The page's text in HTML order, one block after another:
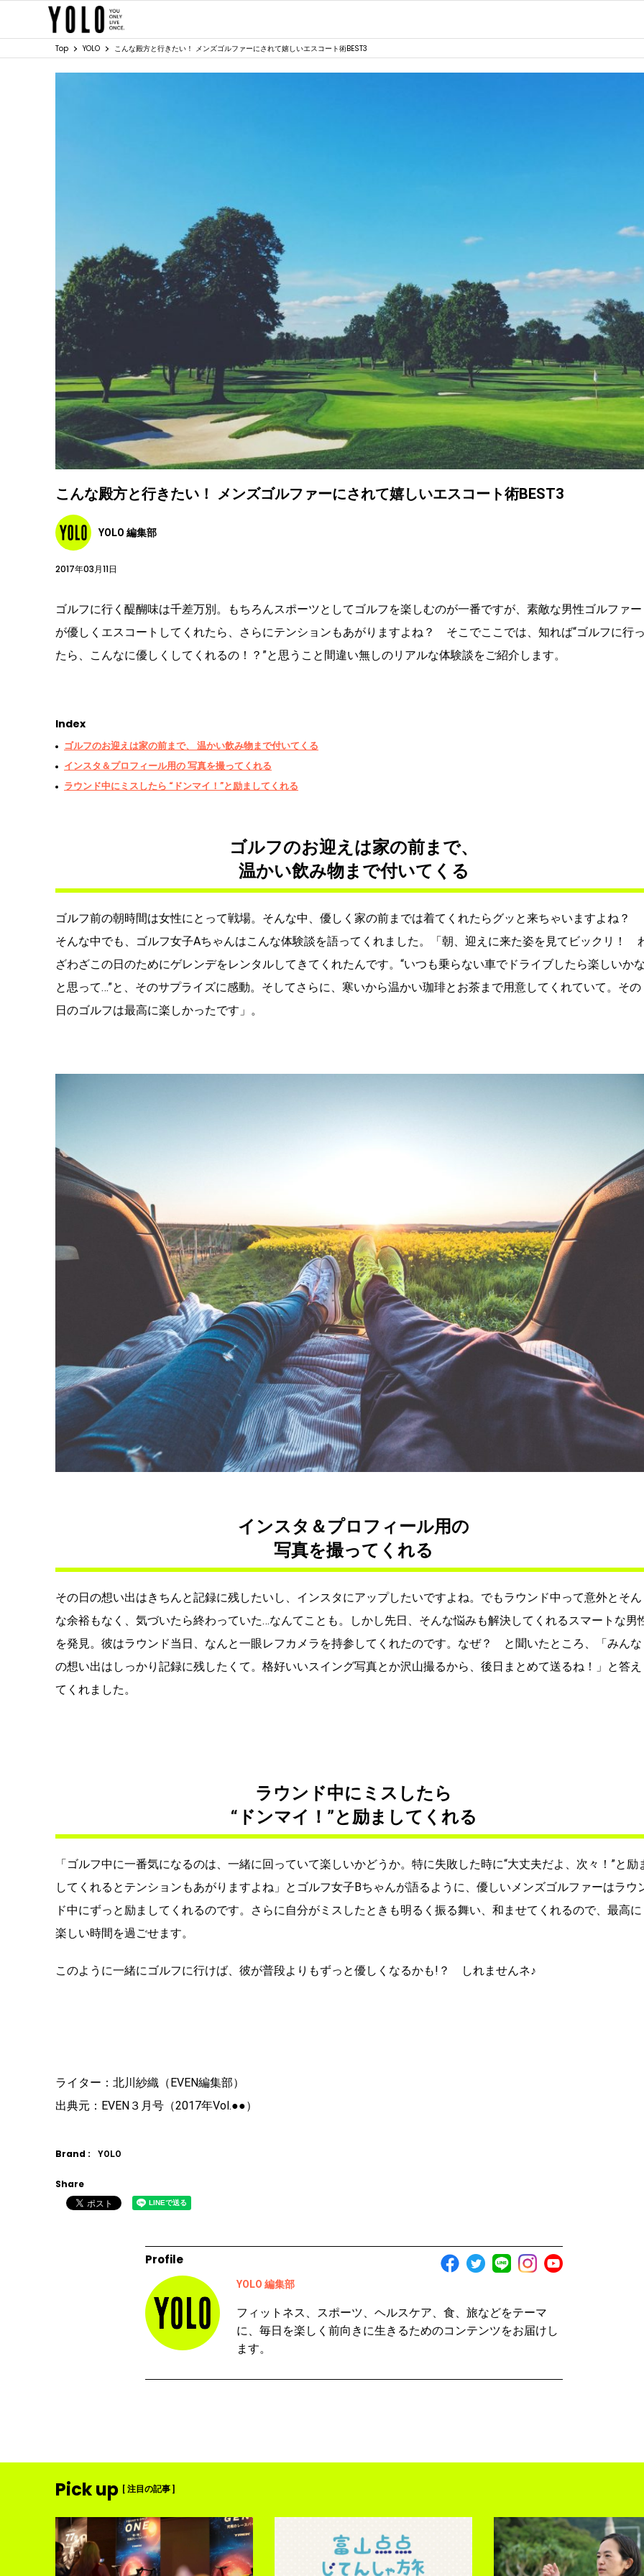
Top YOLO こんな殿方と行きたい！ メンズゴルファーにされて嬉しいエスコート術BEST3
こんな殿方と行きたい！ メンズゴルファーにされて嬉しいエスコート術BEST3
YOLO 編集部
2017年03月11日
ゴルフに行く醍醐味は千差万別。もちろんスポーツとしてゴルフを楽しむのが一番ですが、素敵な男性ゴルファー
が優しくエスコートしてくれたら、さらにテンションもあがりますよね？ そこでここでは、知れば“ゴルフに行
たら、こんなに優しくしてくれるの！？”と思うこと間違い無しのリアルな体験談をご紹介します。
Index
ゴルフのお迎えは家の前まで、 温かい飲み物まで付いてくる
インスタ＆プロフィール用の 写真を撮ってくれる
ラウンド中にミスしたら “ドンマイ！”と励ましてくれる
ゴルフのお迎えは家の前まで、
温かい飲み物まで付いてくる
ゴルフ前の朝時間は女性にとって戦場。そんな中、優しく家の前までは着てくれたらグッと来ちゃいますよね？
そんな中でも、ゴルフ女子Aちゃんはこんな体験談を語ってくれました。「朝、迎えに来た姿を見てビックリ！
ざわざこの日のためにゲレンデをレンタルしてきてくれたんです。“いつも乗らない車でドライブしたら楽しいか
と思って…”と、そのサプライズに感動。そしてさらに、寒いから温かい珈琲とお茶まで用意してくれていて。その
日のゴルフは最高に楽しかったです」。
インスタ＆プロフィール用の
写真を撮ってくれる
その日の想い出はきちんと記録に残したいし、インスタにアップしたいですよね。でもラウンド中って意外とそん
な余裕もなく、気づいたら終わっていた…なんてことも。しかし先日、そんな悩みも解決してくれるスマートな男
を発見。彼はラウンド当日、なんと一眼レフカメラを持参してくれたのです。なぜ？ と聞いたところ、「みんな
の想い出はしっかり記録に残したくて。格好いいスイング写真とか沢山撮るから、後日まとめて送るね！」と答え
てくれました。
ラウンド中にミスしたら
“ドンマイ！”と励ましてくれる
「ゴルフ中に一番気になるのは、一緒に回っていて楽しいかどうか。特に失敗した時に“大丈夫だよ、次々！”と励
してくれるとテンションもあがりますよね」とゴルフ女子Bちゃんが語るように、優しいメンズゴルファーはラウ
ド中にずっと励ましてくれるのです。さらに自分がミスしたときも明るく振る舞い、和ませてくれるので、最高に
楽しい時間を過ごせます。
このように一緒にゴルフに行けば、彼が普段よりもずっと優しくなるかも!？ しれませんネ♪
ライター：北川紗織（EVEN編集部）
出典元：EVEN３月号（2017年Vol.●●）
Brand : YOLO
Share
Profile
YOLO 編集部
フィットネス、スポーツ、ヘルスケア、食、旅などをテーマ
に、毎日を楽しく前向きに生きるためのコンテンツをお届けし
ます。
Pick up [ 注目の記事 ]